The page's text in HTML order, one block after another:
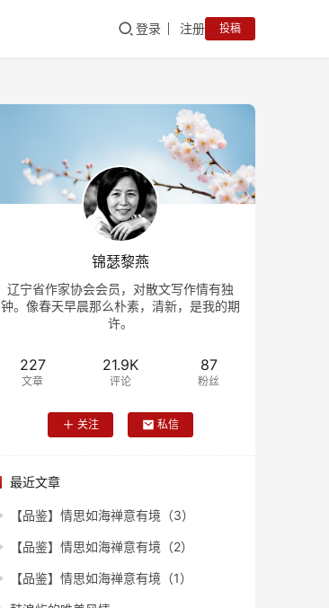
登录 注册 投稿
锦瑟黎燕
辽宁省作家协会会员，对散文写作情有独
钟。像春天早晨那么朴素，清新，是我的期
许。
227
文章
21.9K
评论
87
粉丝
关注 私信
最近文章
【品鉴】情思如海禅意有境（3）
【品鉴】情思如海禅意有境（2）
【品鉴】情思如海禅意有境（1）